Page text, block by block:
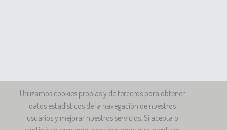
Utilizamos cookies propias y de terceros para obtener
datos estadísticos de la navegación de nuestros
usuarios y mejorar nuestros servicios. Si acepta o